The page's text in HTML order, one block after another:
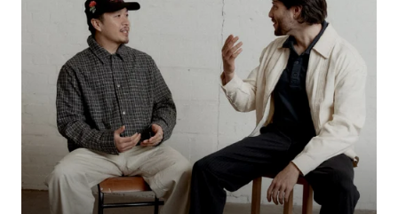
Fondée sur une histoire commune et un impact culturel durable, leur
influence continue de définir l'aspect et l'esprit des contenus consacrés au